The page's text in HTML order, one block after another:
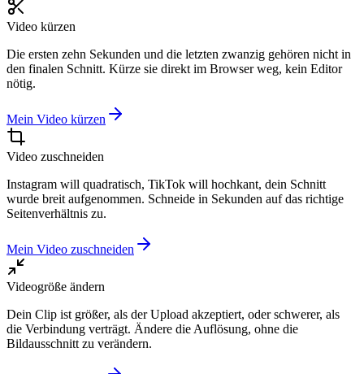
Video kürzen
Die ersten zehn Sekunden und die letzten zwanzig gehören nicht in
den finalen Schnitt. Kürze sie direkt im Browser weg, kein Editor
nötig.
Mein Video kürzen
Video zuschneiden
Instagram will quadratisch, TikTok will hochkant, dein Schnitt
wurde breit aufgenommen. Schneide in Sekunden auf das richtige
Seitenverhältnis zu.
Mein Video zuschneiden
Videogröße ändern
Dein Clip ist größer, als der Upload akzeptiert, oder schwerer, als
die Verbindung verträgt. Ändere die Auflösung, ohne die
Bildausschnitt zu verändern.